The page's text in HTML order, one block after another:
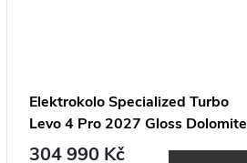
Elektrokolo Specialized Turbo
Levo 4 Pro 2027 Gloss Dolomite
Metallic / Smoke
304 990 Kč